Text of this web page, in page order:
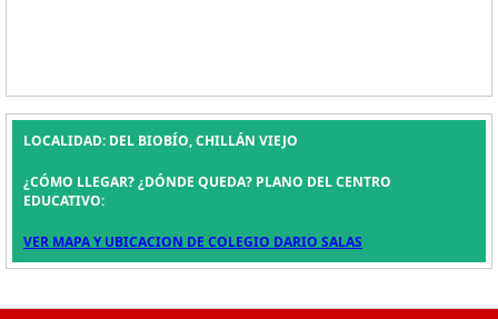
LOCALIDAD: DEL BIOBÍO, CHILLÁN VIEJO
¿CÓMO LLEGAR? ¿DÓNDE QUEDA? PLANO DEL CENTRO
EDUCATIVO:
VER MAPA Y UBICACION DE COLEGIO DARIO SALAS